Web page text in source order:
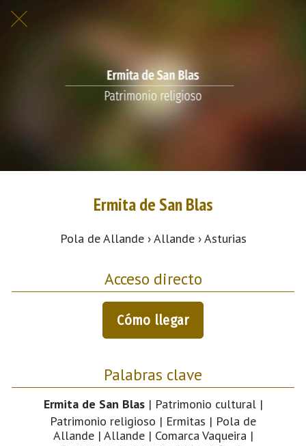
Ermita de San Blas
Pola de Allande › Allande › Asturias
Acceso directo
Cómo llegar
Palabras clave
Ermita de San Blas| Patrimonio cultural |
Patrimonio religioso | Ermitas | Pola de
Allande | Allande | Comarca Vaqueira |